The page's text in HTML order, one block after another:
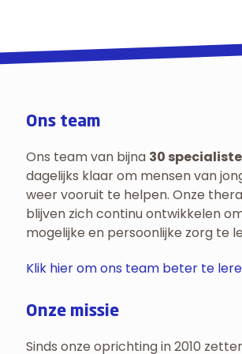
Ons team
Ons team van bijna 30
dagelijks klaar om mensen van
weer vooruit te helpen. Onze
blijven zich continu ontwikkelen
mogelijke en persoonlijke zorg te
Klik hier om ons team beter te
Onze missie
Sinds onze oprichting in 2010